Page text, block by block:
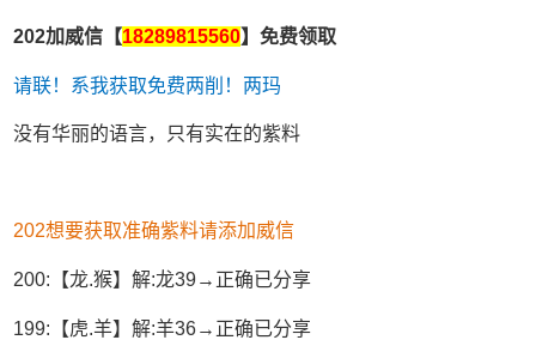
202加威信【18289815560】免费领取
请联！系我获取免费两削！两玛
没有华丽的语言，只有实在的紫料
202想要获取准确紫料请添加威信
200:【龙.猴】解:龙39→正确已分享
199:【虎.羊】解:羊36→正确已分享